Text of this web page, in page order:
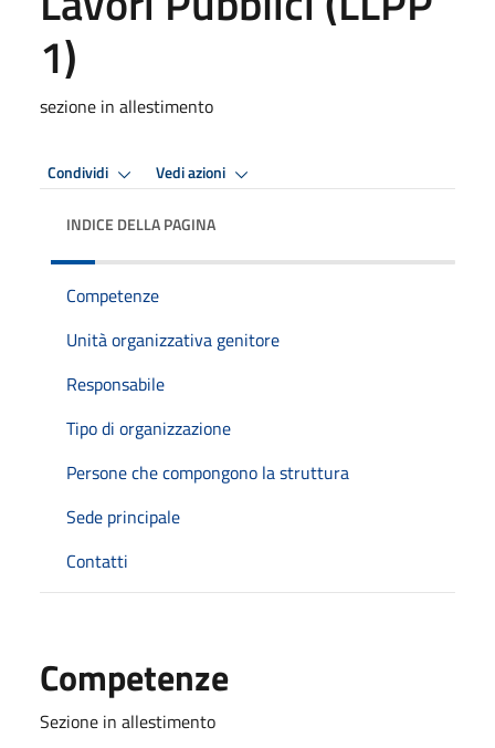
1)
sezione in allestimento
Condividi Vedi azioni
INDICE DELLA PAGINA
Competenze
Unità organizzativa genitore
Responsabile
Tipo di organizzazione
Persone che compongono la struttura
Sede principale
Contatti
Competenze
Sezione in allestimento